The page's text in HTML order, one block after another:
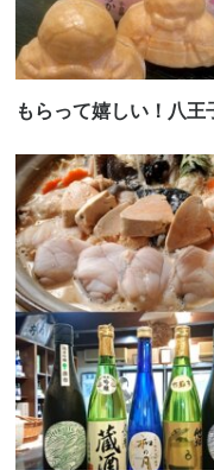
もらって嬉しい！八